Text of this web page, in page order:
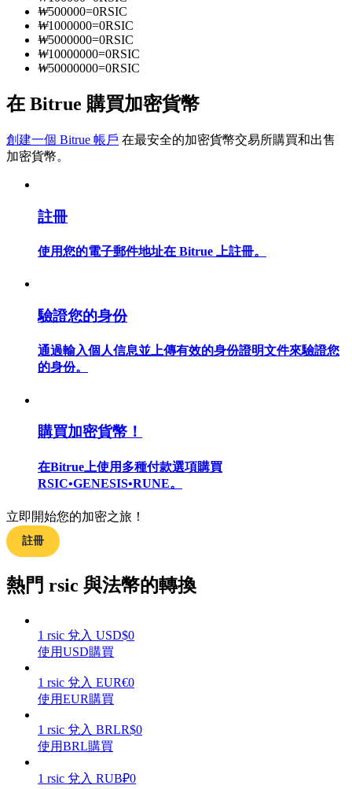
合約資訊
包含交易情況等的大數據分析
合約指南
學習如何保持盈利
理財
₩500000=0RSIC
₩1000000=0RSIC
₩5000000=0RSIC
₩10000000=0RSIC
₩50000000=0RSIC
在 Bitrue 購買加密貨幣
創建一個 Bitrue 帳戶 在最安全的加密貨幣交易所購買和出售
加密貨幣。
註冊
使用您的電子郵件地址在 Bitrue 上註冊。
驗證您的身份
通過輸入個人信息並上傳有效的身份證明文件來驗證您
的身份。
購買加密貨幣！
在Bitrue上使用多種付款選項購買
RSIC•GENESIS•RUNE。
立即開始您的加密之旅！
註冊
熱門 rsic 與法幣的轉換
1 rsic 兌入 USD$0
使用USD購買
1 rsic 兌入 EUR€0
使用EUR購買
1 rsic 兌入 BRLR$0
使用BRL購買
1 rsic 兌入 RUB₽0